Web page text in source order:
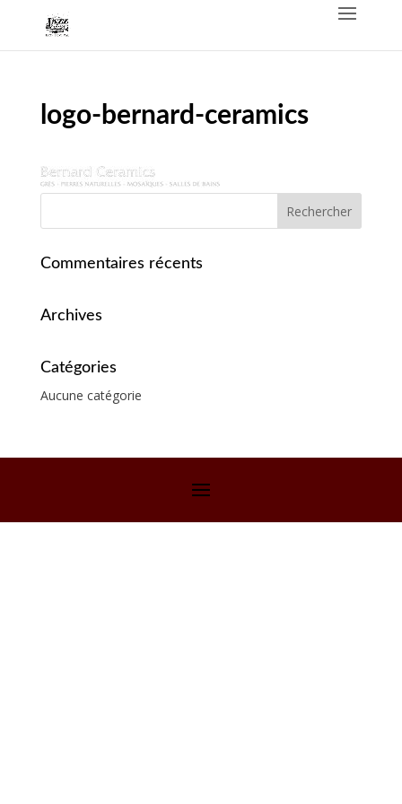
logo-bernard-ceramics
Commentaires récents
Archives
Catégories
Aucune catégorie